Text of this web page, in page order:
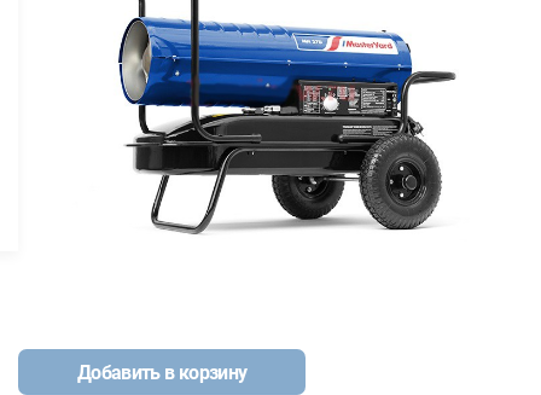
Добавить в корзину